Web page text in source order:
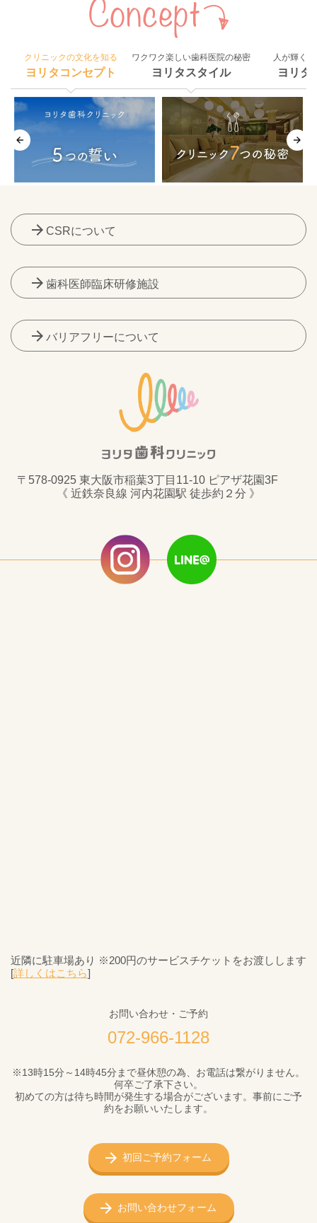
クリニックの文化を知る
ヨリタコンセプト
ワクワク楽しい歯科医院の秘密
ヨリタスタイル
人が輝く
ヨリタ
arrow_forward CSRについて
arrow_forward 歯科医師臨床研修施設
arrow_forward バリアフリーについて
〒578-0925 東大阪市稲葉3丁目11-10 ピアザ花園3F
《 近鉄奈良線 河内花園駅 徒歩約２分 》
近隣に駐車場あり ※200円のサービスチケットをお渡しします
[詳しくはこちら]
お問い合わせ・ご予約
072-966-1128
※13時15分～14時45分まで昼休憩の為、お電話は繋がりません。
何卒ご了承下さい。
初めての方は待ち時間が発生する場合がございます。事前にご予
約をお願いいたします。
初回ご予約フォーム
お問い合わせフォーム